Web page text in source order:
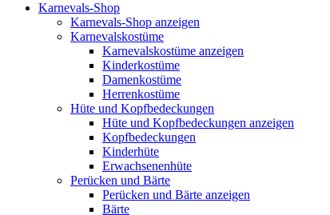
Karnevals-Shop
Karnevals-Shop anzeigen
Karnevalskostüme
Karnevalskostüme anzeigen
Kinderkostüme
Damenkostüme
Herrenkostüme
Hüte und Kopfbedeckungen
Hüte und Kopfbedeckungen anzeigen
Kopfbedeckungen
Kinderhüte
Erwachsenenhüte
Perücken und Bärte
Perücken und Bärte anzeigen
Bärte